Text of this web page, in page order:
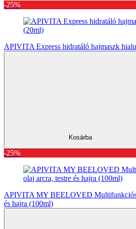
-25%
APIVITA Express hidratáló hajmaszk
Kosárba
-25%
APIVITA MY BEELOVED Multifunkciós
és hajra (100ml)